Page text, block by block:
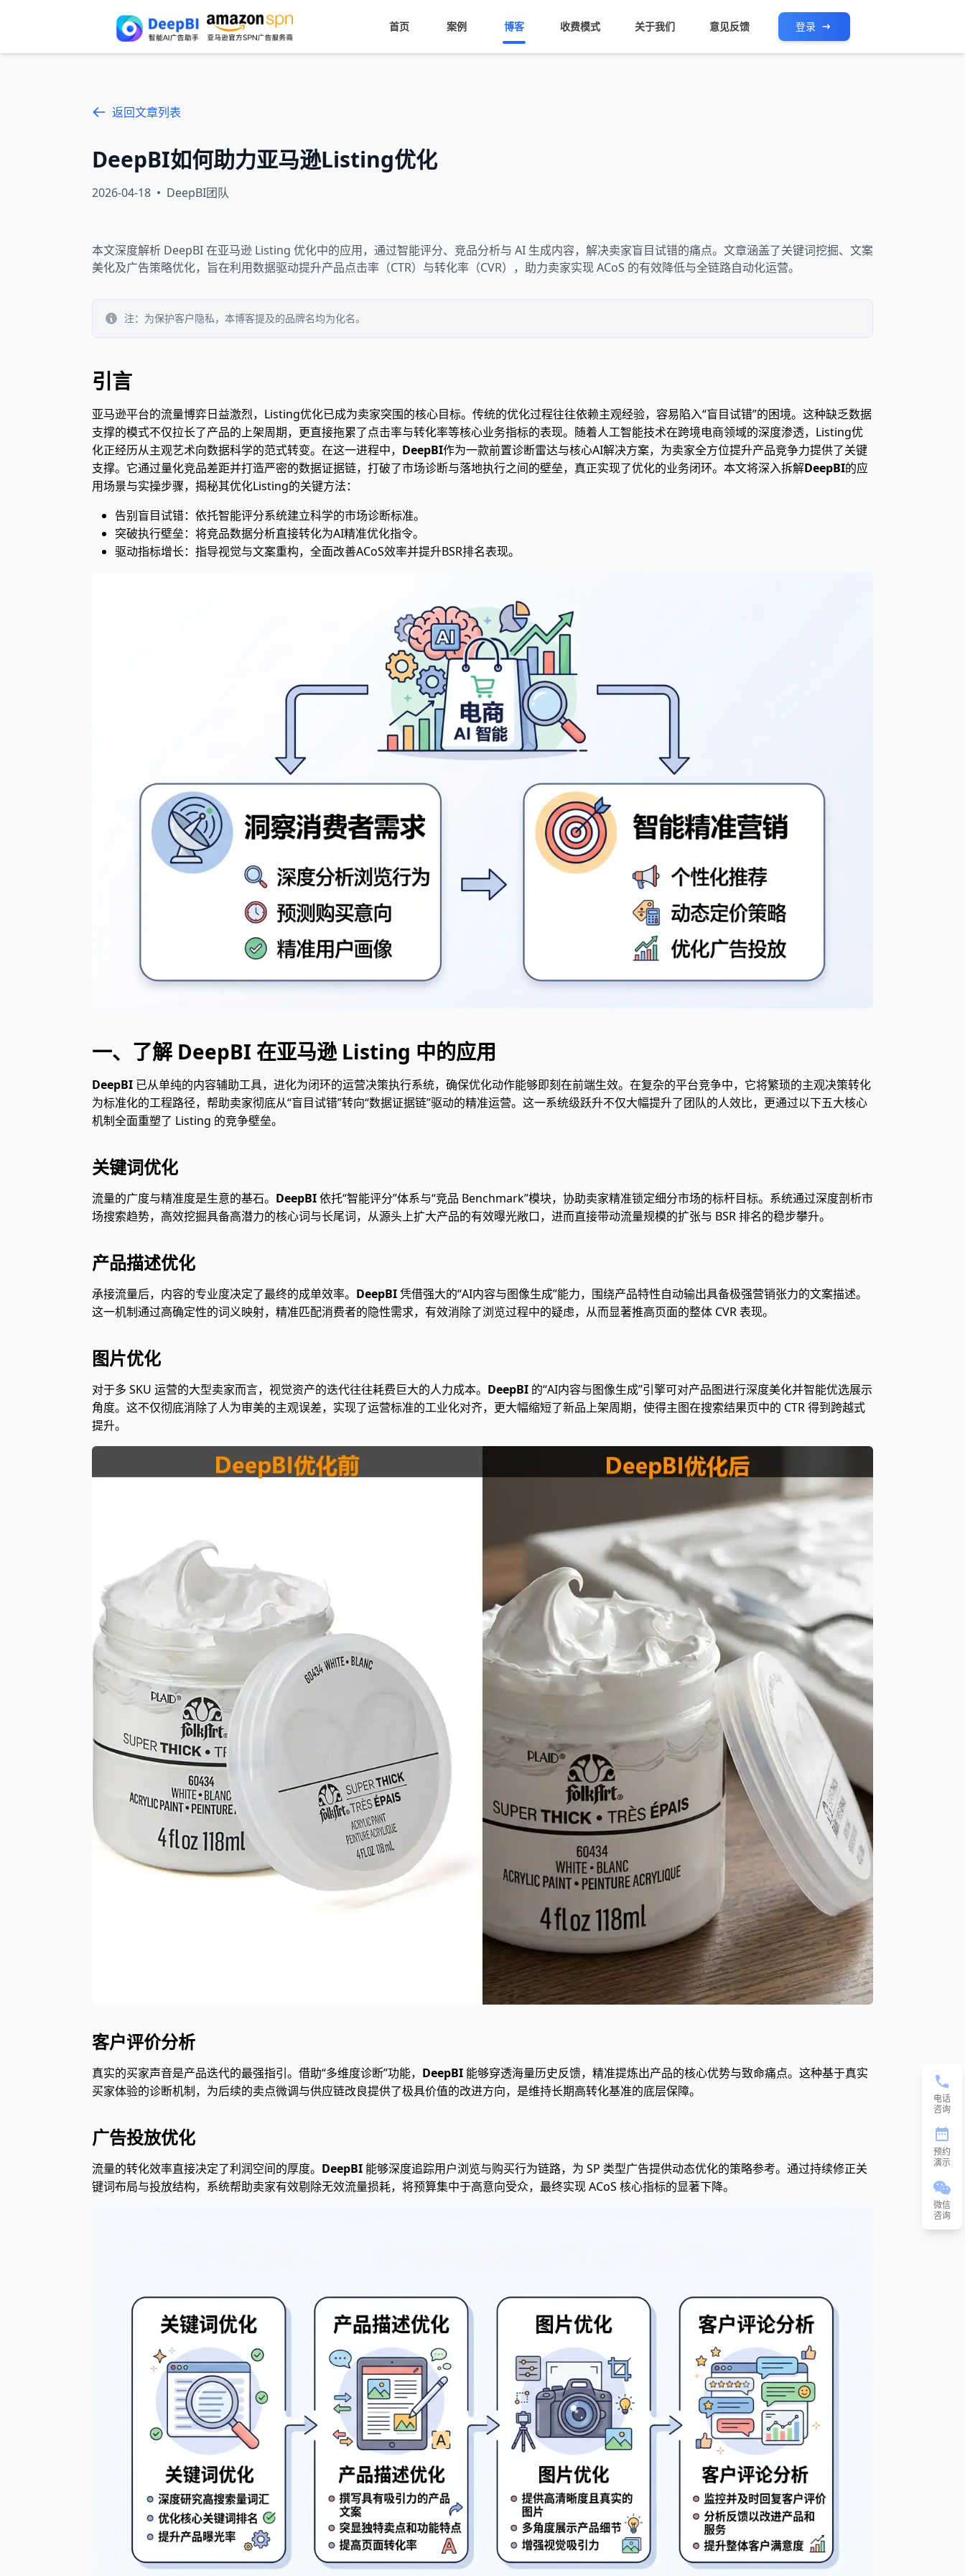
首页 案例 博客 收费模式 关于我们 意见反馈 登录
返回文章列表
DeepBI如何助力亚马逊Listing优化
2026-04-18 • DeepBI团队
本文深度解析 DeepBI 在亚马逊 Listing 优化中的应用，通过智能评分、竞品分析与 AI 生成内容，解决卖家盲目试错的痛点。文章涵盖了关键词挖掘、文案
美化及广告策略优化，旨在利用数据驱动提升产品点击率（CTR）与转化率（CVR），助力卖家实现 ACoS 的有效降低与全链路自动化运营。
注：为保护客户隐私，本博客提及的品牌名均为化名。
引言
亚马逊平台的流量博弈日益激烈，Listing优化已成为卖家突围的核心目标。传统的优化过程往往依赖主观经验，容易陷入“盲目试错”的困境。这种缺乏数据
支撑的模式不仅拉长了产品的上架周期，更直接拖累了点击率与转化率等核心业务指标的表现。随着人工智能技术在跨境电商领域的深度渗透，Listing优
化正经历从主观艺术向数据科学的范式转变。在这一进程中， DeepBI作为一款前置诊断雷达与核心AI解决方案，为卖家全方位提升产品竞争力提供了关键
支撑。它通过量化竞品差距并打造严密的数据证据链，打破了市场诊断与落地执行之间的壁垒，真正实现了优化的业务闭环。本文将深入拆解DeepBI的应
用场景与实操步骤，揭秘其优化Listing的关键方法：
告别盲目试错：依托智能评分系统建立科学的市场诊断标准。
突破执行壁垒：将竞品数据分析直接转化为AI精准优化指令。
驱动指标增长：指导视觉与文案重构，全面改善ACoS效率并提升BSR排名表现。
一、了解 DeepBI 在亚马逊 Listing 中的应用
DeepBI 已从单纯的内容辅助工具，进化为闭环的运营决策执行系统，确保优化动作能够即刻在前端生效。在复杂的平台竞争中，它将繁琐的主观决策转化
为标准化的工程路径，帮助卖家彻底从“盲目试错”转向“数据证据链”驱动的精准运营。这一系统级跃升不仅大幅提升了团队的人效比，更通过以下五大核心
机制全面重塑了 Listing 的竞争壁垒。
关键词优化
流量的广度与精准度是生意的基石。 DeepBI依托“智能评分”体系与“竞品 Benchmark”模块，协助卖家精准锁定细分市场的标杆目标。系统通过深度剖析市
场搜索趋势，高效挖掘具备高潜力的核心词与长尾词，从源头上扩大产品的有效曝光敞口，进而直接带动流量规模的扩张与 BSR 排名的稳步攀升。
产品描述优化
承接流量后，内容的专业度决定了最终的成单效率。 DeepBI凭借强大的“AI内容与图像生成”能力，围绕产品特性自动输出具备极强营销张力的文案描述。
这一机制通过高确定性的词义映射，精准匹配消费者的隐性需求，有效消除了浏览过程中的疑虑，从而显著推高页面的整体 CVR 表现。
图片优化
对于多 SKU 运营的大型卖家而言，视觉资产的迭代往往耗费巨大的人力成本。 DeepBI 的“AI内容与图像生成”引擎可对产品图进行深度美化并智能优选展示
角度。这不仅彻底消除了人为审美的主观误差，实现了运营标准的工业化对齐，更大幅缩短了新品上架周期，使得主图在搜索结果页中的 CTR 得到跨越式
提升。
客户评价分析
真实的买家声音是产品迭代的最强指引。借助“多维度诊断”功能， DeepBI 能够穿透海量历史反馈，精准提炼出产品的核心优势与致命痛点。这种基于真实
买家体验的诊断机制，为后续的卖点微调与供应链改良提供了极具价值的改进方向，是维持长期高转化基准的底层保障。
广告投放优化
流量的转化效率直接决定了利润空间的厚度。 DeepBI 能够深度追踪用户浏览与购买行为链路，为 SP 类型广告提供动态优化的策略参考。通过持续修正关
键词布局与投放结构，系统帮助卖家有效剔除无效流量损耗，将预算集中于高意向受众，最终实现 ACoS 核心指标的显著下降。
电话
咨询
预约
演示
微信
咨询